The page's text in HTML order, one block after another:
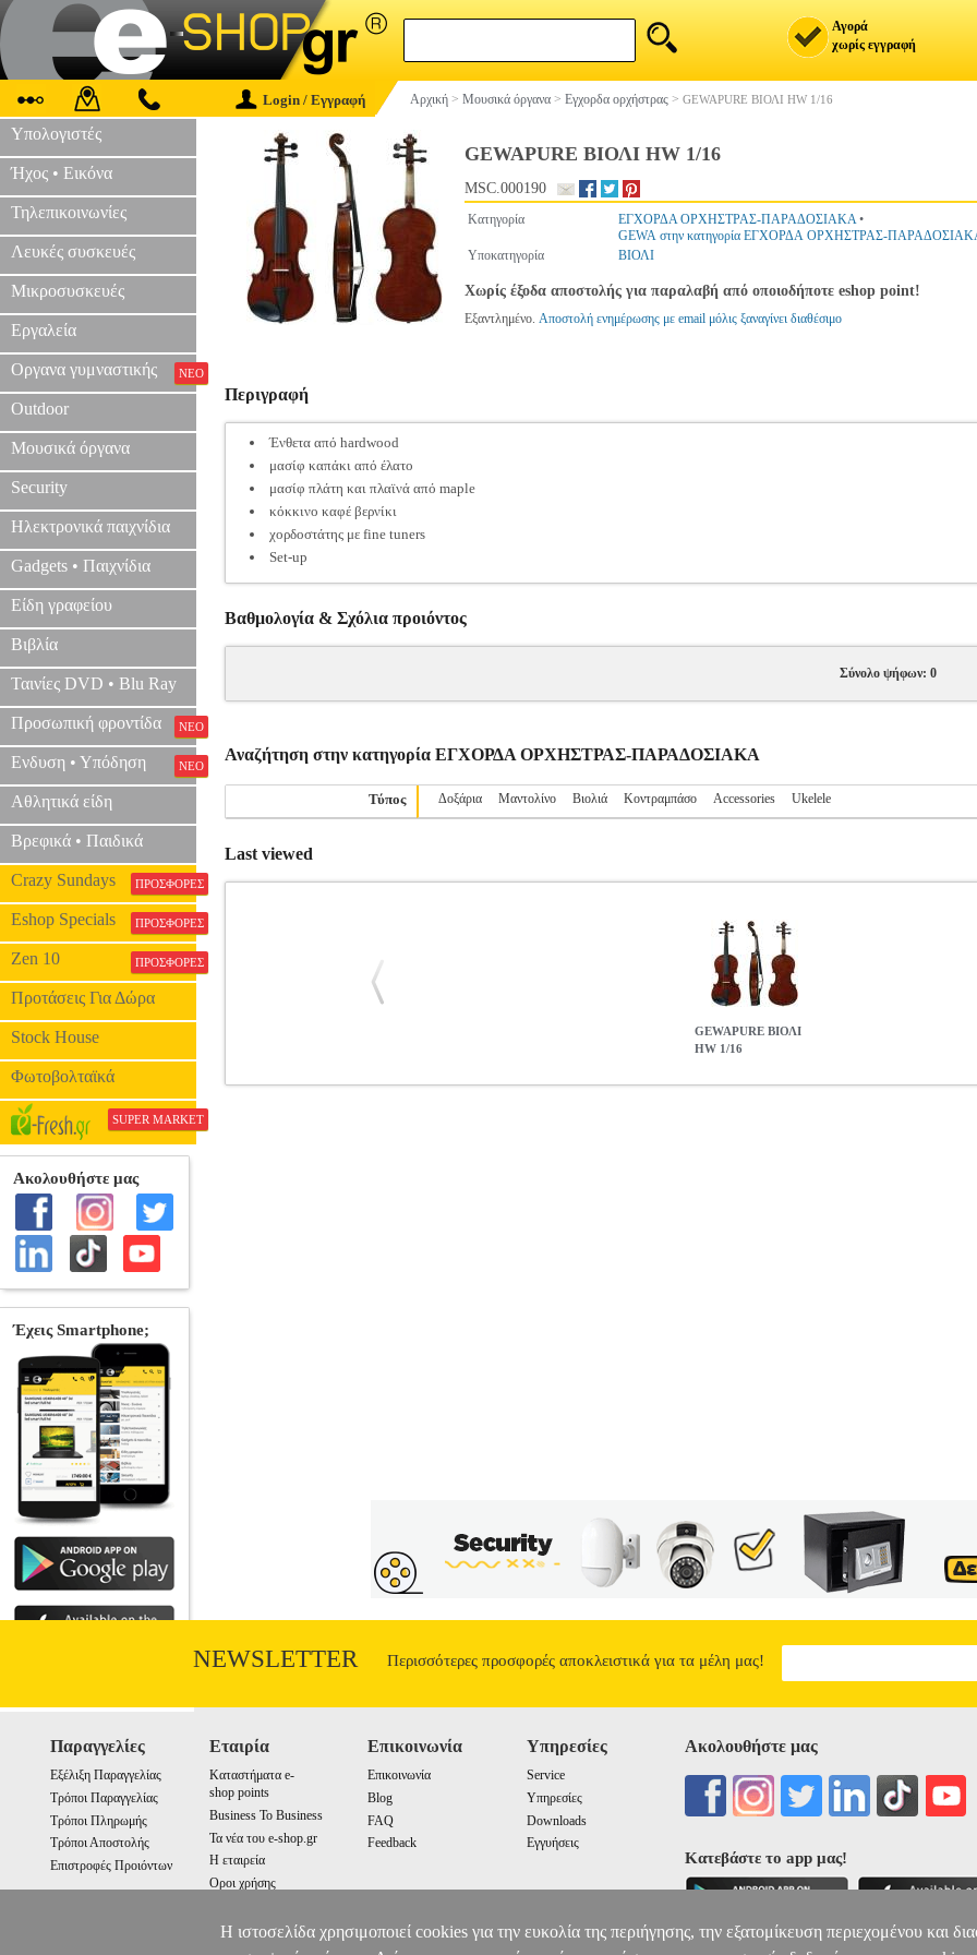
Αγορά
χωρίς εγγραφή
Login / Εγγραφή Αρχική > Μουσικά όργανα > Εγχορδα ορχήστρας > GEWAPURE ΒΙΟΛΙ HW 1/16
Υπολογιστές
Ήχος • Εικόνα
Τηλεπικοινωνίες
Λευκές συσκευές
Μικροσυσκευές
Εργαλεία
Οργανα γυμναστικής ΝΕΟ
Outdoor
Μουσικά όργανα
Security
Ηλεκτρονικά παιχνίδια
Gadgets • Παιχνίδια
Είδη γραφείου
Βιβλία
Ταινίες DVD • Blu Ray
Προσωπική φροντίδα ΝΕΟ
Ενδυση • Υπόδηση ΝΕΟ
Αθλητικά είδη
Βρεφικά • Παιδικά
Crazy Sundays ΠΡΟΣΦΟΡΕΣ
Eshop Specials ΠΡΟΣΦΟΡΕΣ
Zen 10 ΠΡΟΣΦΟΡΕΣ
Προτάσεις Για Δώρα
Stock House
Φωτοβολταϊκά
SUPER MARKET
GEWAPURE ΒΙΟΛΙ HW 1/16
MSC.000190
Κατηγορία ΕΓΧΟΡΔΑ ΟΡΧΗΣΤΡΑΣ-ΠΑΡΑΔΟΣΙΑΚΑ•
GEWA στην κατηγορία ΕΓΧΟΡΔΑ ΟΡΧΗΣΤΡΑΣ-
Υποκατηγορία
ΒΙΟΛΙ
Χωρίς έξοδα αποστολής για παραλαβή από οποιοδήποτε eshop point!
Εξαντλημένο. Αποστολή ενημέρωσης με email μόλις ξαναγίνει διαθέσιμο
Περιγραφή
Ένθετα από hardwood
μασίφ καπάκι από έλατο
μασίφ πλάτη και πλαϊνά από maple
κόκκινο καφέ βερνίκι
χορδοστάτης με fine tuners
Set-up
Βαθμολογία & Σχόλια προιόντος
Σύνολο ψήφων: 0
Αναζήτηση στην κατηγορία ΕΓΧΟΡΔΑ ΟΡΧΗΣΤΡΑΣ-ΠΑΡΑΔΟΣΙΑΚΑ
Τύπος Δοξάρια Μαντολίνο Βιολιά Κοντραμπάσο Accessories Ukelele
Last viewed
GEWAPURE ΒΙΟΛΙ
HW 1/16
ΟΡΧΗΣΤΡΑΣ-ΠΑΡΑΔΟΣΙΑΚΑ •GEWA στην κατηγορία ΕΓΧΟΡΔΑ ΟΡΧΗΣΤΡΑΣ-ΠΑΡΑΔΟΣΙΑΚΑ • Ένθετα
NEWSLETTER Περισσότερες προσφορές αποκλειστικά για τα μέλη μας!
Παραγγελίες
Εξέλιξη Παραγγελίας
Τρόποι Παραγγελίας
Τρόποι Πληρωμής
Τρόποι Αποστολής
Επιστροφές Προιόντων
Εταιρία
Καταστήματα e-
shop points
Business To Business
Τα νέα του e-shop.gr
Η εταιρεία
Οροι χρήσης
Επικοινωνία
Επικοινωνία
Blog
FAQ
Feedback
Υπηρεσίες
Service
Υπηρεσίες
Downloads
Εγγυήσεις
Ακολουθήστε μας
Κατεβάστε το app μας!
Η ιστοσελίδα χρησιμοποιεί cookies για την ευκολία της περιήγησης, την εξατομίκευση περιεχομένου και